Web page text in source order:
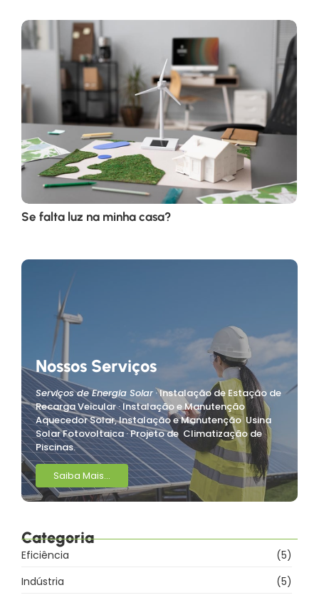
Se falta luz na minha casa?
Nossos Serviços
Serviços de Energia Solar· Instalação de Estação de
Recarga Veicular · Instalação e Manutenção
Aquecedor Solar, Instalação e Manutenção Usina
Solar Fotovoltaica · Projeto de Climatização de
Piscinas.
Saiba Mais...
Categoria
Eficiência
(5)
Indústria
(5)